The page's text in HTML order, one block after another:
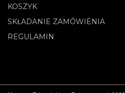
KOSZYK
SKŁADANIE ZAMÓWIENIA
REGULAMIN